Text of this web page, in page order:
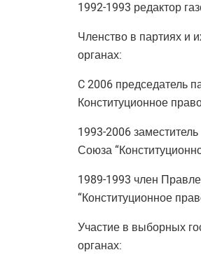
1992-1993 редактор
Членство в партиях и
органах:
C 2006 председатель
Конституционное
1993-2006
Союза
1989-1993 член
“Конституционное
Участие в выборных
органах: